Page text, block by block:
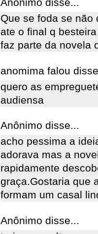
Anônimo disse...
Que se foda se
ate o final q
faz parte da novela
anomima falou
quero as
audiensa
Anônimo disse...
acho pessima a
adorava mas a
rapidamente
graça.Gostaria que
formam um casal
Anônimo disse...